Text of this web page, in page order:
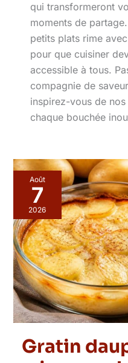
qui transformeront
moments de
petits plats rime
pour que cuisiner
accessible à tous.
compagnie de
inspirez-vous de
chaque bouchée
Août
7
2026
Gratin